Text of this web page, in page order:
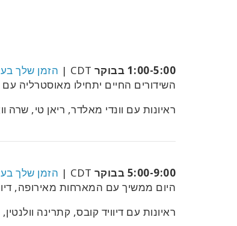
1:00-5:00 בבוקר CDT |
הזמן שלך
השידורים החיים יתחילו מאוסטרליה
ראיונות עם וונדי מאלדר, ריאן טי, שרה
5:00-9:00 בבוקר CDT |
הזמן שלך
היום ממשיך עם המארחות מאירופה, דיוה
ראיונות עם דיוויד קובס, קתרינה